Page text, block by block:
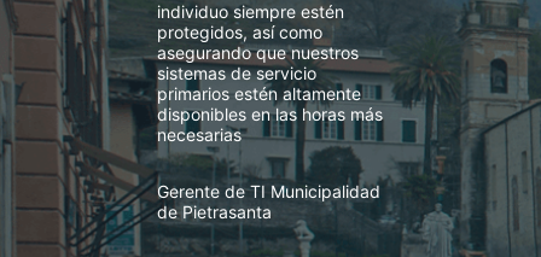
individuo siempre estén
protegidos, así como
asegurando que nuestros
sistemas de servicio
primarios estén altamente
disponibles en las horas más
necesarias
Gerente de TI Municipalidad
de Pietrasanta